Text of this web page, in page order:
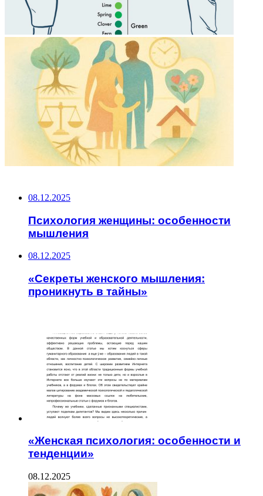
08.12.2025
Психология женщины: особенности
мышления
08.12.2025
«Секреты женского мышления:
проникнуть в тайны»
«Женская психология: особенности и
тенденции»
08.12.2025